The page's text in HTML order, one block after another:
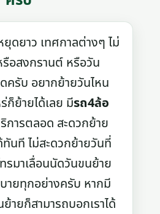
ยาว เทศกาลต่างๆ ไม่
รือสงกรานต์ หรือวัน
ครับ อยากย้ายวันไหน
ก็ย้ายได้เลย มีรถ4ล้อ
การตลอด สะดวกย้าย
นที ไม่สะดวกย้ายวันที่
รมาเลื่อนนัดวันขนย้าย
ายทุกอย่างครับ หากมี
ย้ายก็สามารถบอกเราได้